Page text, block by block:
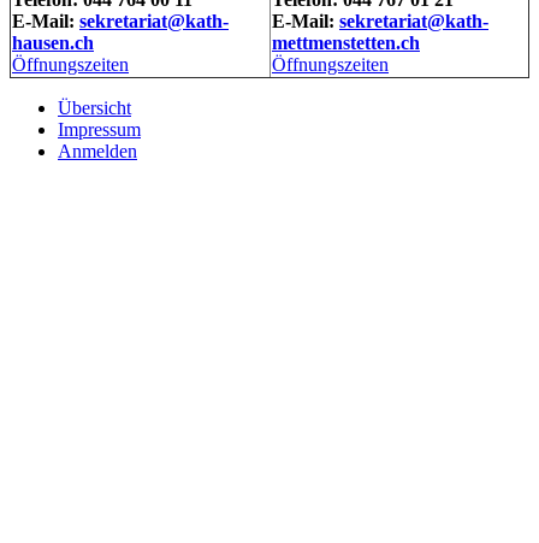
E-Mail: sekretariat@kath-
hausen.ch
Öffnungszeiten
E-Mail: sekretariat@kath-
mettmenstetten.ch
Öffnungszeiten
Übersicht
Impressum
Anmelden